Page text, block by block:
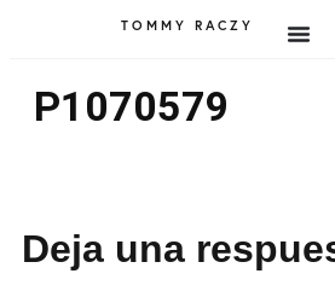
TOMMY RACZY
P1070579
Deja una